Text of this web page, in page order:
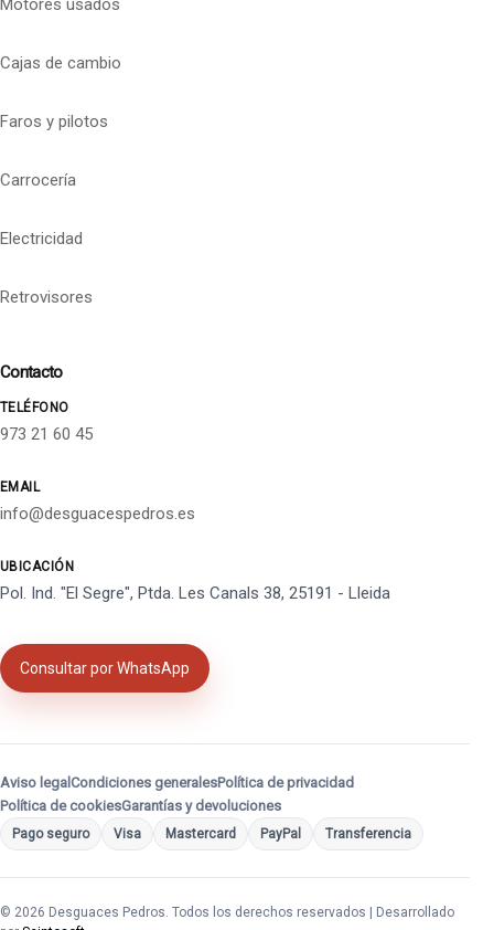
Motores usados
Cajas de cambio
Faros y pilotos
Carrocería
Electricidad
Retrovisores
Contacto
TELÉFONO
973 21 60 45
EMAIL
info@desguacespedros.es
UBICACIÓN
Pol. Ind. "El Segre", Ptda. Les Canals 38, 25191 - Lleida
Consultar por WhatsApp
Aviso legal Condiciones generalesPolítica de privacidad
Política de cookiesGarantías y devoluciones
Pago seguro Visa Mastercard PayPal Transferencia
© 2026 Desguaces Pedros. Todos los derechos reservados | Desarrollado